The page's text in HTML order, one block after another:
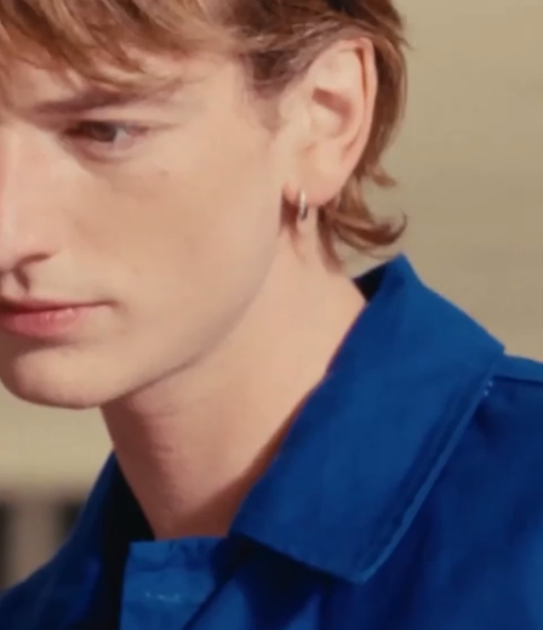
VITOLD - VESTE PATINÉE - EPICE$588.00
PIASTRO - PANTALON MARIN
MARINE $317.00
Ajout rapide au panier
XS
S
PIASTRO - PANTALON MARIN - MARINE$317.00
Vins - Veste de travail à rayures
BLEU$310.00
Ajout rapide au panier
S
M
XXL
Vins - Veste de travail à rayures - BLEU
PIMY - PANTALON CARPENTEUR À RAYURES
BLEU
361.00
Ajout rapide au panier